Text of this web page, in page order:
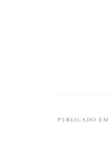
PUBLICADO EM